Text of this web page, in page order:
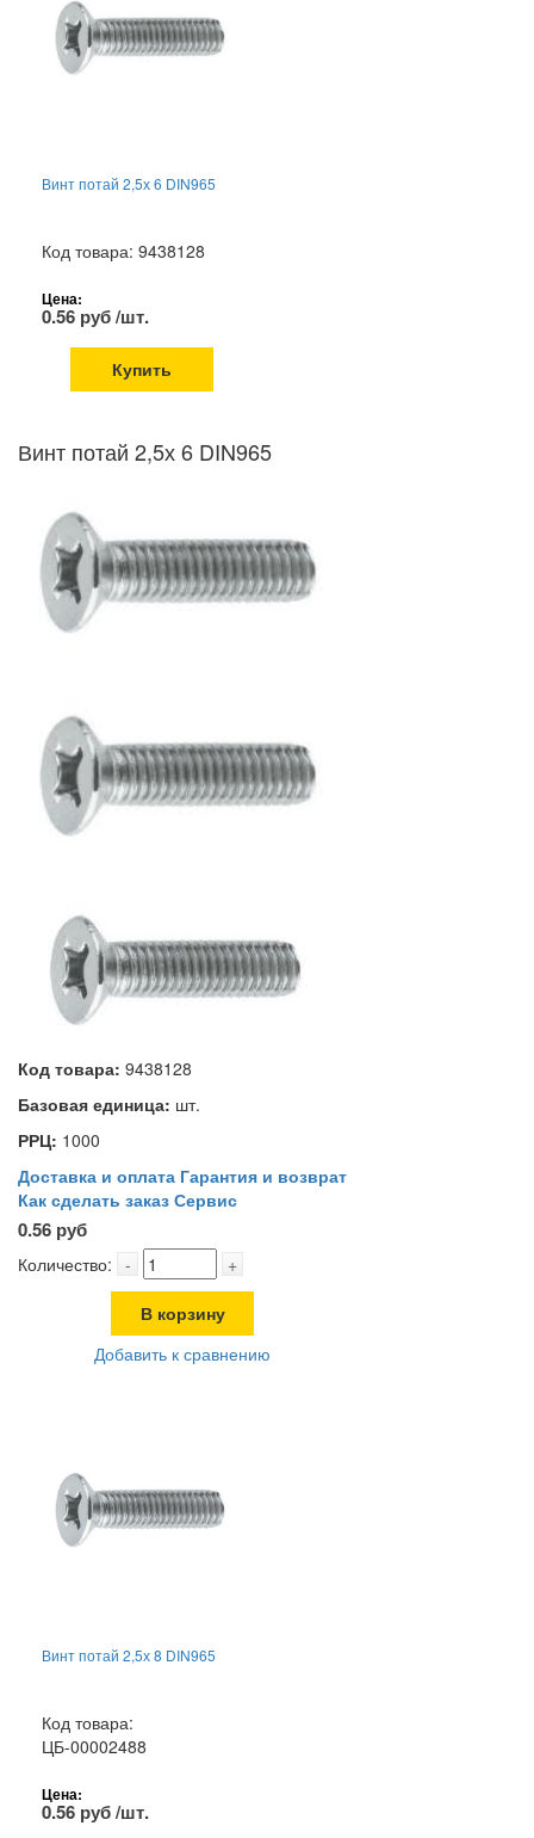
Винт потай 2,5х 6 DIN965
Код товара: 9438128
Цена:
0.56 руб /шт.
Купить
Винт потай 2,5х 6 DIN965
Код товара: 9438128
Базовая единица: шт.
РРЦ: 1000
Доставка и оплата Гарантия и возврат
Как сделать заказ Сервис
0.56 руб
Количество: - +
В корзину
Добавить к сравнению
Винт потай 2,5х 8 DIN965
Код товара:
ЦБ-00002488
Цена:
0.56 руб /шт.